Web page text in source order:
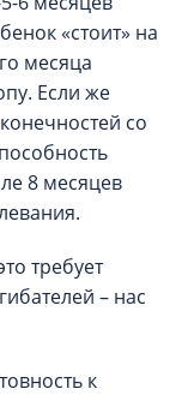
«стоит» на
месяца
Если же
со
8 месяцев
требует
– нас
к